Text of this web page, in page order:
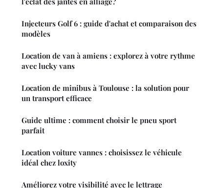
Injecteurs Golf 6 : guide d'achat et comparaison des
modèles
Location de van à amiens : explorez à votre rythme
avec lucky vans
Location de minibus à Toulouse : la solution pour
un transport efficace
Guide ultime : comment choisir le pneu sport
parfait
Location voiture vannes : choisissez le véhicule
idéal chez loxity
Améliorez votre visibilité avec le lettrage